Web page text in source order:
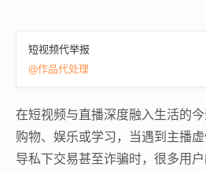
短视频代举报
@作品代处理
在短视频与直播深度融入生活的
购物、娱乐或学习，当遇到主播
导私下交易甚至诈骗时，很多用